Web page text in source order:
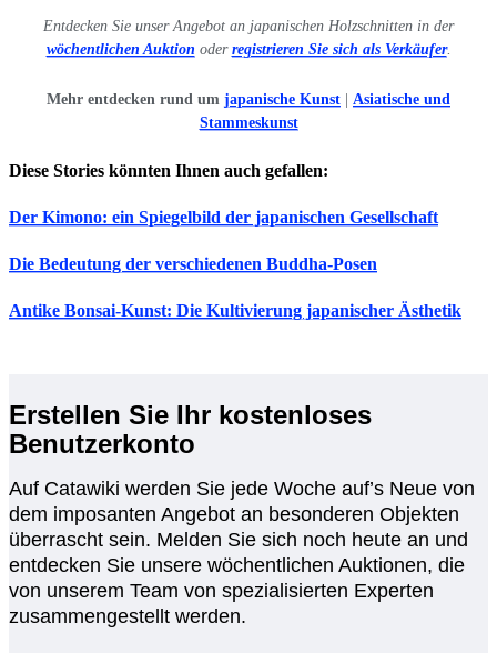
Entdecken Sie unser Angebot an japanischen Holzschnitten in der
wöchentlichen Auktion oder registrieren Sie sich als Verkäufer.
Mehr entdecken rund um japanische Kunst | Asiatische und
Stammeskunst
Diese Stories könnten Ihnen auch gefallen:
Der Kimono: ein Spiegelbild der japanischen Gesellschaft
Die Bedeutung der verschiedenen Buddha-Posen
Antike Bonsai-Kunst: Die Kultivierung japanischer Ästhetik
Erstellen Sie Ihr kostenloses
Benutzerkonto
Auf Catawiki werden Sie jede Woche auf’s Neue von
dem imposanten Angebot an besonderen Objekten
überrascht sein. Melden Sie sich noch heute an und
entdecken Sie unsere wöchentlichen Auktionen, die
von unserem Team von spezialisierten Experten
zusammengestellt werden.